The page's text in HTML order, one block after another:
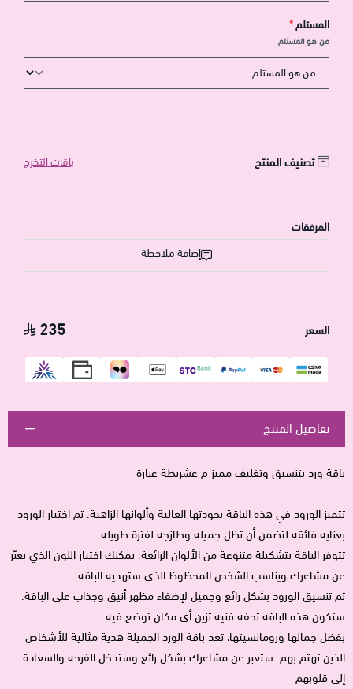
المستلم*
من هو المستلم
تصنيف المنتج باقات التخرج
المرفقات
إضافة ملاحظة
السعر 235
تفاصيل المنتج
باقة ورد بتنسيق وتغليف مميز م عشريطة عبارة
تتميز الورود في هذه الباقة بجودتها العالية وألوانها الزاهية. تم اختيار الورود
بعناية فائقة لتضمن أن تظل جميلة وطازجة لفترة طويلة.
تتوفر الباقة بتشكيلة متنوعة من الألوان الرائعة. يمكنك اختيار اللون الذي يعبّر
عن مشاعرك ويناسب الشخص المحظوظ الذي ستهديه الباقة.
تم تنسيق الورود بشكل رائع وجميل لإضفاء مظهر أنيق وجذاب على الباقة.
ستكون هذه الباقة تحفة فنية تزين أي مكان توضع فيه.
بفضل جمالها ورومانسيتها، تعد باقة الورد الجميلة هدية مثالية للأشخاص
الذين تهتم بهم. ستعبر عن مشاعرك بشكل رائع وستدخل الفرحة والسعادة
إلى قلوبهم